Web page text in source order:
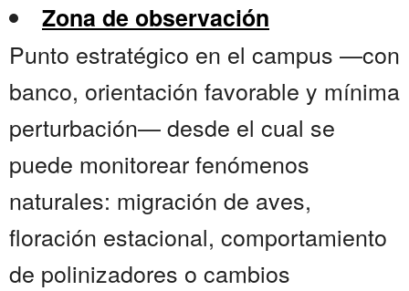
Zona de observación
Punto estratégico en el campus —con
banco, orientación favorable y mínima
perturbación— desde el cual se
puede monitorear fenómenos
naturales: migración de aves,
floración estacional, comportamiento
de polinizadores o cambios